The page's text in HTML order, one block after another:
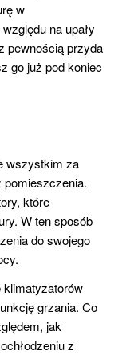
w
na upały
pewnością przyda
go już pod koniec
wszystkim za
pomieszczenia.
które
W ten sposób
do swojego
klimatyzatorów
grzania. Co
jak
z